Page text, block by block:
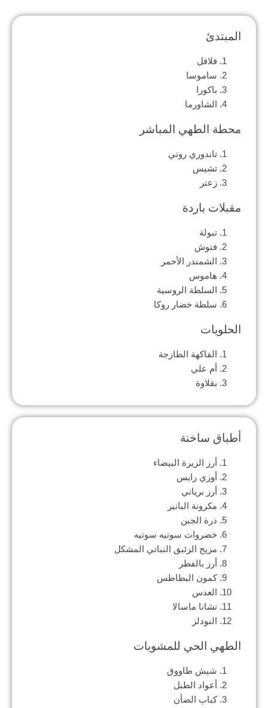
المبتدئ
فلافل
ساموسا
باكورا
الشاورما
محطة الطهي المباشر
تاندوري روتي
تشيس
زعتر
مقبلات باردة
تبولة
فتوش
الشمندر الأحمر
هاموس
السلطة الروسية
سلطة خضار روكا
الحلويات
الفاكهة الطازجة
أم علي
بقلاوة
أطباق ساخنة
أرز الزيرة البيضاء
أوزي رايس
أرز برياني
مكرونة البانير
ذرة الجبن
خضروات سوتيه سوتيه
مزيج الزئبق النباتي المشكل
أرز بالفطر
كمون البطاطس
العدس
تشانا ماسالا
النودلز
الطهي الحي للمشويات
شيش طاووق
أعواد الطبل
كباب الضأن